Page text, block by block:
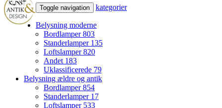
Toggle navigation kategorier
Belysning moderne
Bordlamper803
Standerlamper 135
Loftslamper820
Andet 183
Uklassificerede 79
Belysning ældre og antik
Bordlamper854
Standerlamper 17
Loftslamper 533